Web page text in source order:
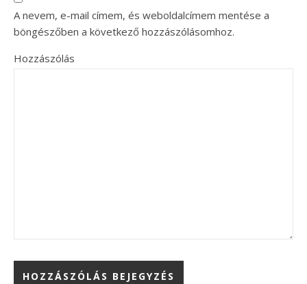
A nevem, e-mail címem, és weboldalcímem mentése a
böngészőben a következő hozzászólásomhoz.
Hozzászólás